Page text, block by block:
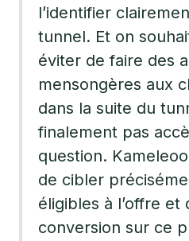
l’identifier
tunnel. Et on
éviter de faire des
mensongères aux
dans la suite du
finalement pas
question.
de cibler
éligibles à l’offre et
conversion sur ce